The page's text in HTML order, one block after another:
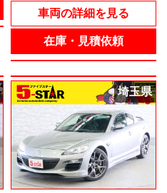
車両の詳細を見る
在庫・見積依頼
埼玉県